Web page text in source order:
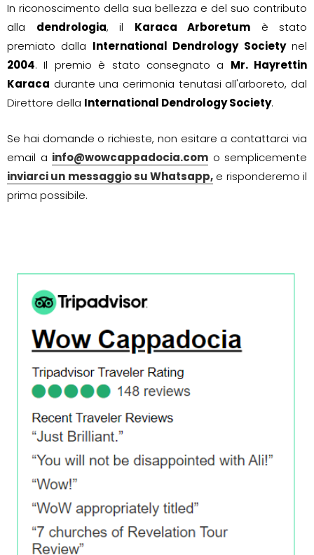
In riconoscimento della sua bellezza e del suo contributo
alla dendrologia, il Karaca Arboretum è stato
premiato dalla International Dendrology Societynel
2004. Il premio è stato consegnato a Mr. Hayrettin
Karaca durante una cerimonia tenutasi all'arboreto, dal
Direttore della International Dendrology Society.
Se hai domande o richieste, non esitare a contattarci via
email a info@wowcappadocia.com o semplicemente
inviarci un messaggio su Whatsapp, e risponderemo il
prima possibile.